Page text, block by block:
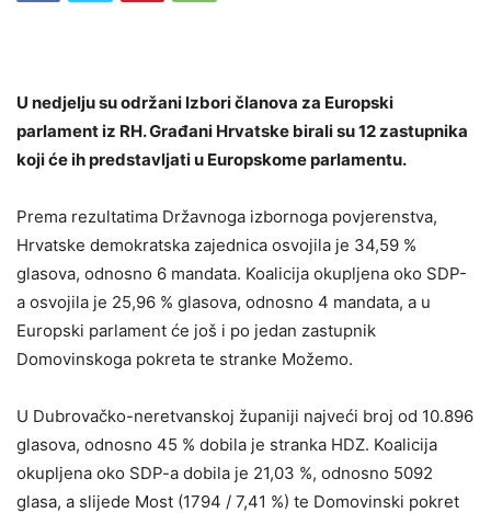
U nedjelju su održani Izbori članova za Europski
parlament iz RH. Građani Hrvatske birali su 12 zastupnika
koji će ih predstavljati u Europskome parlamentu.
Prema rezultatima Državnoga izbornoga povjerenstva,
Hrvatske demokratska zajednica osvojila je 34,59 %
glasova, odnosno 6 mandata. Koalicija okupljena oko SDP-
a osvojila je 25,96 % glasova, odnosno 4 mandata, a u
Europski parlament će još i po jedan zastupnik
Domovinskoga pokreta te stranke Možemo.
U Dubrovačko-neretvanskoj županiji najveći broj od 10.896
glasova, odnosno 45 % dobila je stranka HDZ. Koalicija
okupljena oko SDP-a dobila je 21,03 %, odnosno 5092
glasa, a slijede Most (1794 / 7,41 %) te Domovinski pokret